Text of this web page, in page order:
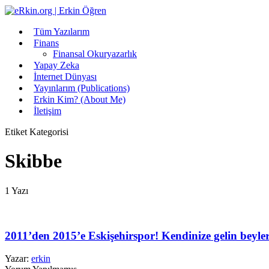
Tüm Yazılarım
Finans
Finansal Okuryazarlık
Yapay Zeka
İnternet Dünyası
Yayınlarım (Publications)
Erkin Kim? (About Me)
İletişim
Etiket Kategorisi
Skibbe
1 Yazı
2011’den 2015’e Eskişehirspor! Kendinize gelin
Yazar: erkin